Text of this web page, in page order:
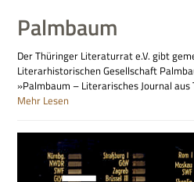
Palmbaum
Der Thüringer Literaturrat e.V. gibt
Literarhistorischen Gesellschaft
»Palmbaum – Literarisches Journal aus
Mehr Lesen